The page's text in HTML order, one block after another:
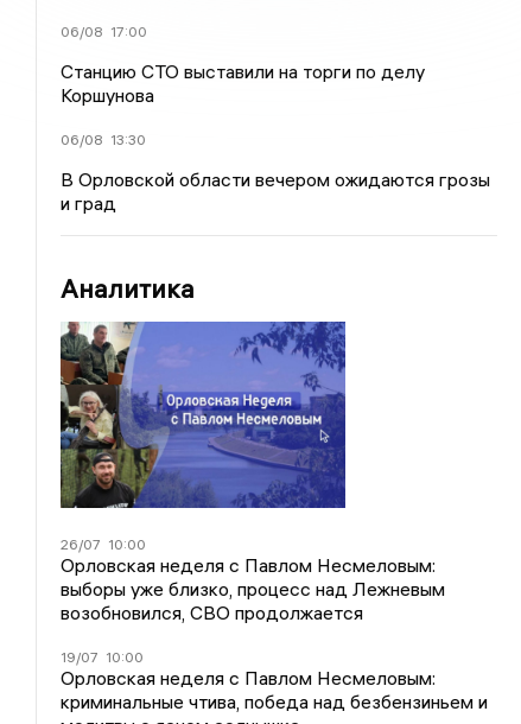
06/08 17:00
Станцию СТО выставили на торги по делу
Коршунова
06/08 13:30
В Орловской области вечером ожидаются грозы
и град
Аналитика
26/07 10:00
Орловская неделя с Павлом Несмеловым:
выборы уже близко, процесс над Лежневым
возобновился, СВО продолжается
19/07 10:00
Орловская неделя с Павлом Несмеловым:
криминальные чтива, победа над безбензиньем и